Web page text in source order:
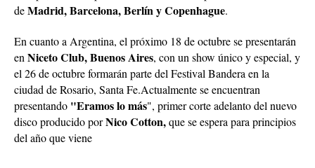
deMadrid, Barcelona, Berlín y Copenhague.
En cuanto a Argentina, el próximo 18 de octubre se presentarán
en Niceto Club, Buenos Aires, con un show único y especial, y
el 26 de octubre formarán parte del Festival Bandera en la
ciudad de Rosario, Santa Fe.Actualmente se encuentran
presentando "Eramos lo más", primer corte adelanto del nuevo
disco producido porNico Cotton,que se espera para principios
del año que viene